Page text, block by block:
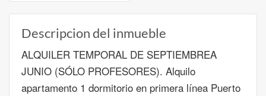
Descripcion del inmueble
ALQUILER TEMPORAL DE SEPTIEMBREA
JUNIO (SÓLO PROFESORES). Alquilo
apartamento 1 dormitorio en primera línea Puerto